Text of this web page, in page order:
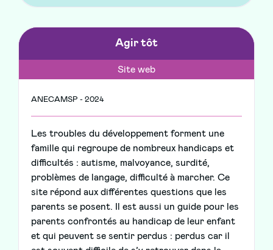
Agir tôt
Site web
ANECAMSP - 2024
Les troubles du développement forment une
famille qui regroupe de nombreux handicaps et
difficultés : autisme, malvoyance, surdité,
problèmes de langage, difficulté à marcher. Ce
site répond aux différentes questions que les
parents se posent. Il est aussi un guide pour les
parents confrontés au handicap de leur enfant
et qui peuvent se sentir perdus : perdus car il